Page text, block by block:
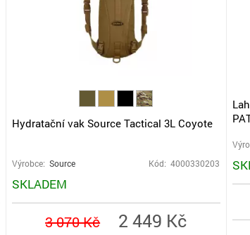
Hydratační vak Source Tactical 3L Coyote
Výrobce: Source Kód: 4000330203
SKLADEM
3 070 Kč 2 449 Kč